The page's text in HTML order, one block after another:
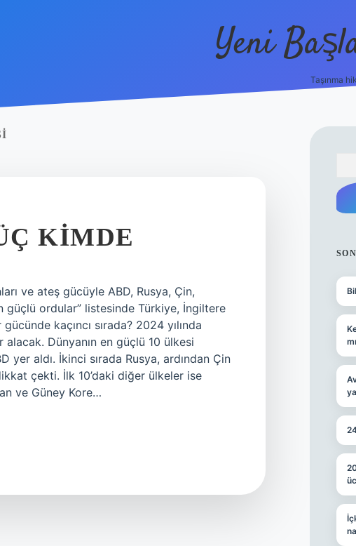
Yeni
Taşınma
KIMDE
ve ateş gücüyle ABD, Rusya, Çin,
güçlü ordular” listesinde Türkiye, İngiltere
kaçıncı sırada? 2024 yılında
alacak. Dünyanın en güçlü 10 ülkesi
aldı. İkinci sırada Rusya, ardından Çin
çekti. İlk 10’daki diğer ülkeler ise
ve Güney Kore…